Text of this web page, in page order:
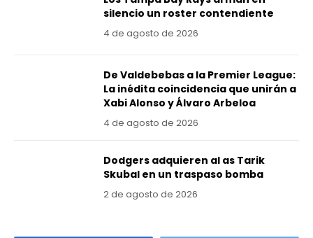
silencio un roster contendiente
4 de agosto de 2026
De Valdebebas a la Premier League:
La inédita coincidencia que unirán a
Xabi Alonso y Álvaro Arbeloa
4 de agosto de 2026
Dodgers adquieren al as Tarik
Skubal en un traspaso bomba
2 de agosto de 2026